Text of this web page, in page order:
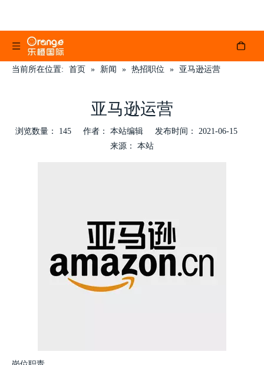
当前所在位置: 首页 » 新闻 » 热招职位 » 亚马逊运营
亚马逊运营
浏览数量： 145作者： 本站编辑 发布时间： 2021-06-15
来源： 本站